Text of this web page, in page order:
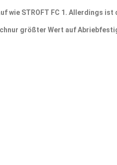
wie STROFT FC 1.
größter Wert auf